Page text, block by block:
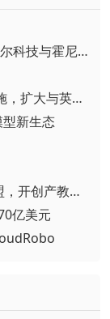
▪ 霍尼韦尔发布分拆后全新品牌：霍尼韦尔科技与霍尼韦尔航空航天
▪ ABB通过集成DSX Blueprint AI基础设施，扩大与英伟达的合作
新生态
▪ 重磅官宣！汇川技术联合发起 D12 联盟，开创产教融合新范式
亿美元